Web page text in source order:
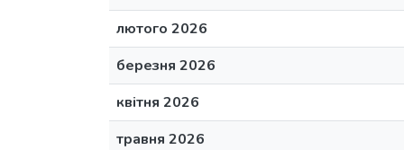
лютого 2026
березня 2026
квітня 2026
травня 2026